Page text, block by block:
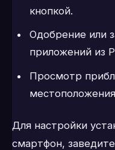
кнопкой.
Одобрение или
приложений из
Просмотр
Для настройки
смартфон,